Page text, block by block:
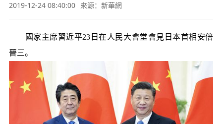
2019-12-24 08:40:00 來源：新華網
國家主席習近平23日在人民大會堂會見日本首相安倍
晉三。